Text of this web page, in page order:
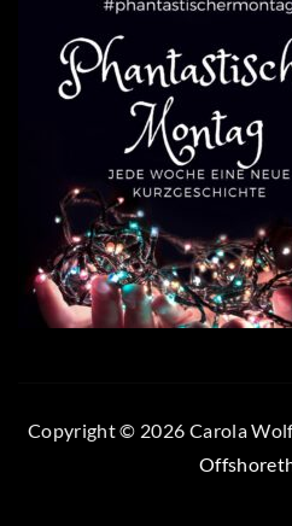
Copyright © 2026 Carola